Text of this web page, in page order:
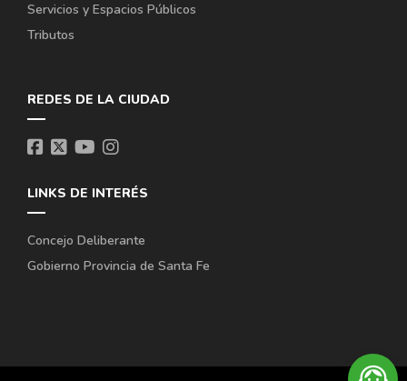
Servicios y Espacios Públicos
Tributos
REDES DE LA CIUDAD
LINKS DE INTERÉS
Concejo Deliberante
Gobierno Provincia de Santa Fe